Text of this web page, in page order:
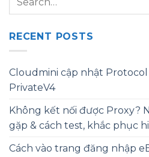
RECENT POSTS
Cloudmini cập nhật
PrivateV4
Không kết nối được Proxy?
gặp & cách test, khắc phục
Cách vào trang đăng nhập